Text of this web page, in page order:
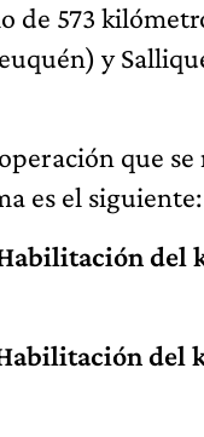
de 573
y
que
es el siguiente:
del
del